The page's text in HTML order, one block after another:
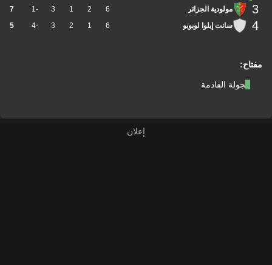
مفتاح:
الجولة القادمة
3 مولودية الجزائر 6
2
1
3
-1
7
4 سانت إيلوا لوبوبو 6
1
2
3
-4
5